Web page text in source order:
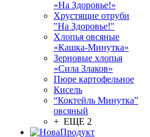
«На Здоровье!»
Хрустящие отруби
"На Здоровье!"
Хлопья овсяные
«Кашка-Минутка»
Зерновые хлопья
«Сила Злаков»
Пюре картофельное
Кисель
“Коктейль Минутка”
овсяный
+ ЕЩЕ 2